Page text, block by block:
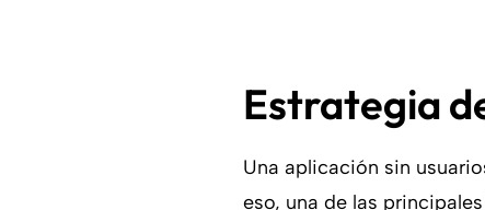
Estrategia
Una aplicación sin
eso, una de las